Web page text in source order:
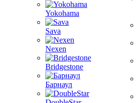
Yokohama
Sava
Nexen
Bridgestone
Барнаул